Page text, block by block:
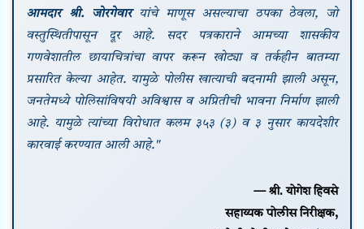
आमदार श्री. जोरगेवारयांचे माणूस असल्याचा ठपका ठेवला, जो
वस्तुस्थितीपासून दूर आहे. सदर पत्रकाराने आमच्या शासकीय
गणवेशातील छायाचित्रांचा वापर करून खोट्या व तर्कहीन बातम्या
प्रसारित केल्या आहेत. यामुळे पोलीस खात्याची बदनामी झाली असून,
जनतेमध्ये पोलिसांविषयी अविश्वास व अप्रितीची भावना निर्माण झाली
आहे. यामुळे त्यांच्या विरोधात कलम ३५३ (३) व ३ नुसार कायदेशीर
कारवाई करण्यात आली आहे."
— श्री. योगेश हिवसे
सहाय्यक पोलीस निरीक्षक,